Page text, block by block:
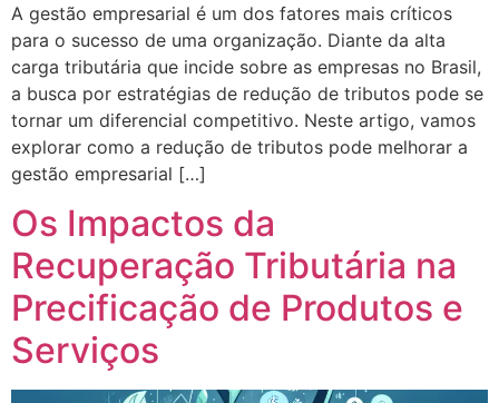
A gestão empresarial é um dos fatores mais críticos
para o sucesso de uma organização. Diante da alta
carga tributária que incide sobre as empresas no Brasil,
a busca por estratégias de redução de tributos pode se
tornar um diferencial competitivo. Neste artigo, vamos
explorar como a redução de tributos pode melhorar a
gestão empresarial […]
Os Impactos da
Recuperação Tributária na
Precificação de Produtos e
Serviços